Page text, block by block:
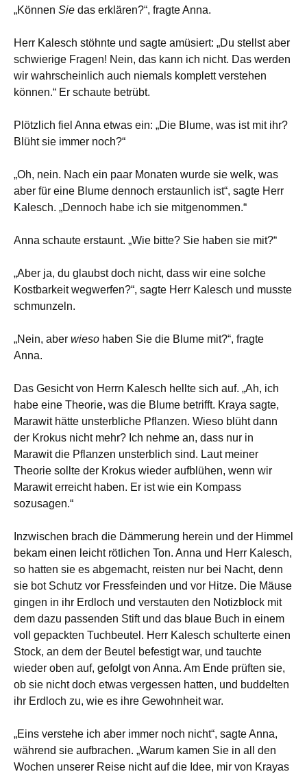
„Können Sie das erklären?“, fragte Anna.
Herr Kalesch stöhnte und sagte amüsiert: „Du stellst aber
schwierige Fragen! Nein, das kann ich nicht. Das werden
wir wahrscheinlich auch niemals komplett verstehen
können.“ Er schaute betrübt.
Plötzlich fiel Anna etwas ein: „Die Blume, was ist mit ihr?
Blüht sie immer noch?“
„Oh, nein. Nach ein paar Monaten wurde sie welk, was
aber für eine Blume dennoch erstaunlich ist“, sagte Herr
Kalesch. „Dennoch habe ich sie mitgenommen.“
Anna schaute erstaunt. „Wie bitte? Sie haben sie mit?“
„Aber ja, du glaubst doch nicht, dass wir eine solche
Kostbarkeit wegwerfen?“, sagte Herr Kalesch und musste
schmunzeln.
„Nein, aber wieso haben Sie die Blume mit?“, fragte
Anna.
Das Gesicht von Herrn Kalesch hellte sich auf. „Ah, ich
habe eine Theorie, was die Blume betrifft. Kraya sagte,
Marawit hätte unsterbliche Pflanzen. Wieso blüht dann
der Krokus nicht mehr? Ich nehme an, dass nur in
Marawit die Pflanzen unsterblich sind. Laut meiner
Theorie sollte der Krokus wieder aufblühen, wenn wir
Marawit erreicht haben. Er ist wie ein Kompass
sozusagen.“
Inzwischen brach die Dämmerung herein und der Himmel
bekam einen leicht rötlichen Ton. Anna und Herr Kalesch,
so hatten sie es abgemacht, reisten nur bei Nacht, denn
sie bot Schutz vor Fressfeinden und vor Hitze. Die Mäuse
gingen in ihr Erdloch und verstauten den Notizblock mit
dem dazu passenden Stift und das blaue Buch in einem
voll gepackten Tuchbeutel. Herr Kalesch schulterte einen
Stock, an dem der Beutel befestigt war, und tauchte
wieder oben auf, gefolgt von Anna. Am Ende prüften sie,
ob sie nicht doch etwas vergessen hatten, und buddelten
ihr Erdloch zu, wie es ihre Gewohnheit war.
„Eins verstehe ich aber immer noch nicht“, sagte Anna,
während sie aufbrachen. „Warum kamen Sie in all den
Wochen unserer Reise nicht auf die Idee, mir von Krayas